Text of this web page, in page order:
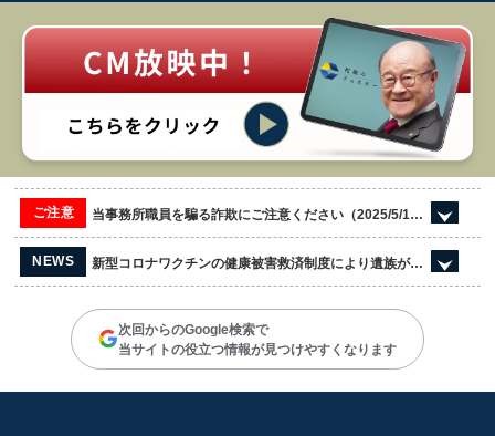
ご注意 当事務所職員を騙る詐欺にご注意ください（2025/5/13更新）
NEWS 新型コロナワクチンの健康被害救済制度により遺族が受領した死亡一時金の課税関係
次回からのGoogle検索で
当サイトの役立つ情報が見つけやすくなります